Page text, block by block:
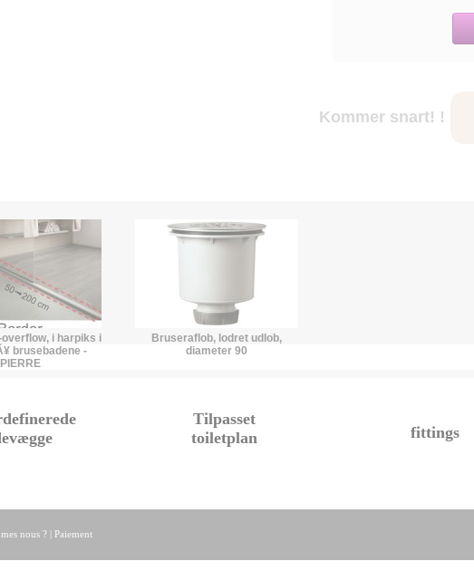
Kommer snart! !
overflow, i harpiks i
brusebadene -
PIERRE
Bruseraflob, lodret udlob,
diameter 90
Tilpasset
toiletplan
fittings
nous ? | Paiement